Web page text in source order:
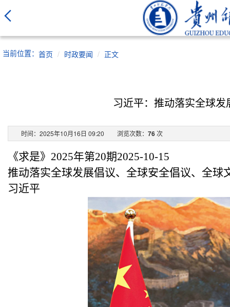
当前位置： 首页 时政要闻 正文
习近平：推动落实全球
时间：2025年10月16日 09:20 浏览次数： 76次
《求是》 2025年第20期2025-10-15
推动落实全球发展倡议、全球安全倡议、全球
习近平